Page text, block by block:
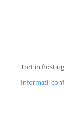
Tort in
Informatii